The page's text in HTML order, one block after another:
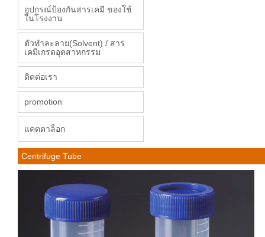
อุปกรณ์ป้องกันสารเคมี ของใช้
ในโรงงาน
ตัวทำละลาย(Solvent) / สาร
เคมีเกรดอุตสาหกรรม
ติดต่อเรา
promotion
แคตตาล็อก
Centrifuge Tube